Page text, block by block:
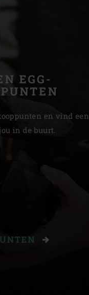
EGG-
en vind een
in de buurt.